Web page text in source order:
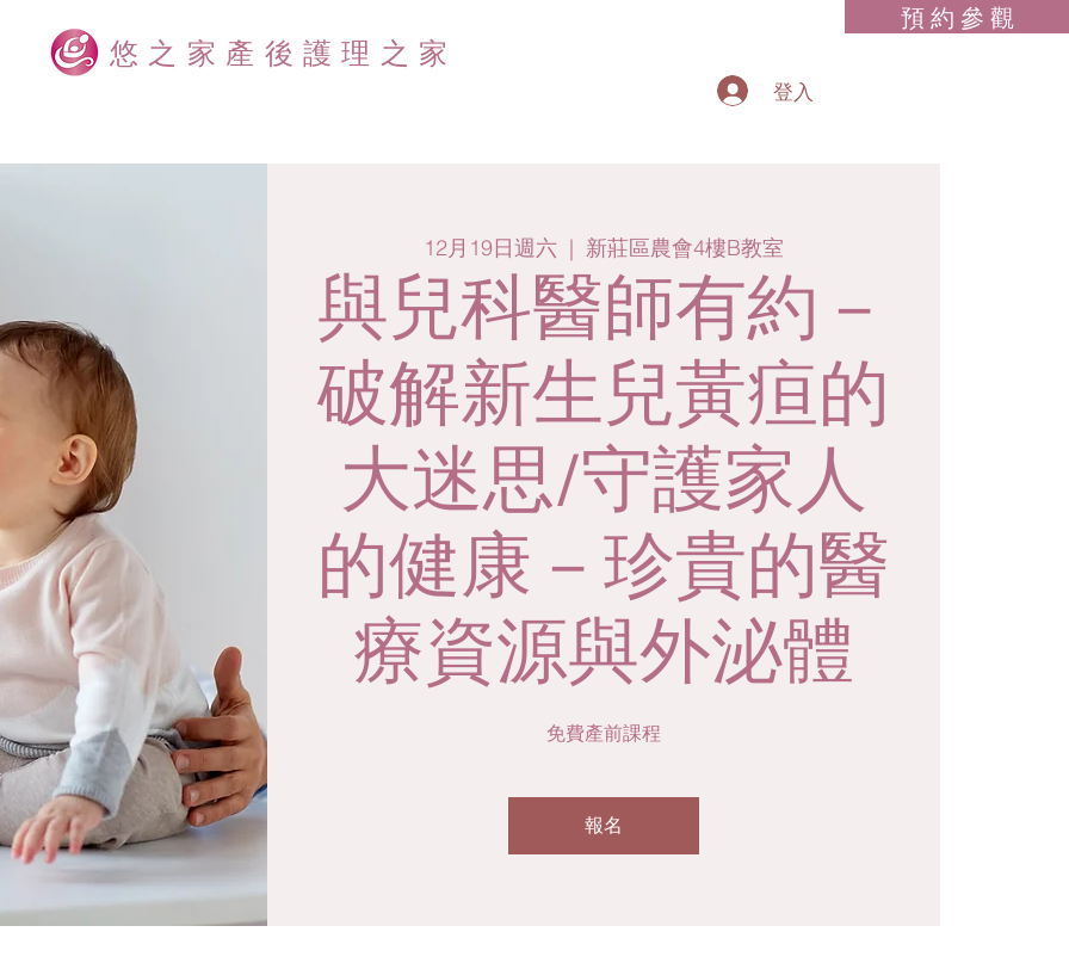
悠之家產後護理之家
預 約 參 觀
登入
12月19日週六
  |
新莊區農會4樓B教室
與兒科醫師有約－
破解新生兒黃疸的
大迷思/守護家人
的健康－珍貴的醫
療資源與外泌體
免費產前課程
報名